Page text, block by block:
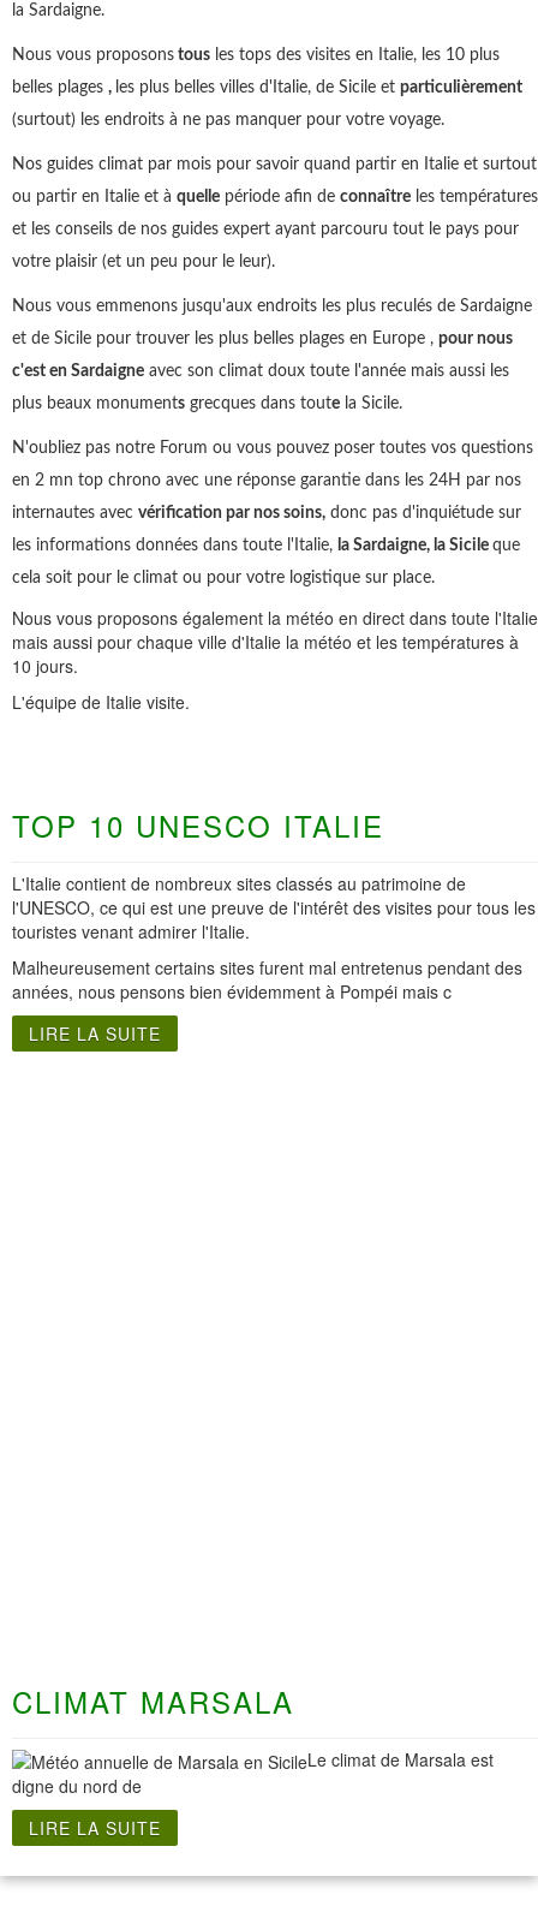
la Sardaigne.
Nous vous proposons tous les tops des visites en Italie, les 10 plus
belles plages , les plus belles villes d'Italie, de Sicile et particulièrement
(surtout) les endroits à ne pas manquer pour votre voyage.
Nos guides climat par mois pour savoir quand partir en Italie et surtout
ou partir en Italie et à quelle période afin de connaître les températures
et les conseils de nos guides expert ayant parcouru tout le pays pour
votre plaisir (et un peu pour le leur).
Nous vous emmenons jusqu'aux endroits les plus reculés de Sardaigne
et de Sicile pour trouver les plus belles plages en Europe , pour nous
c'est en Sardaigne avec son climat doux toute l'année mais aussi les
plus beaux monuments grecques dans toute la Sicile.
N'oubliez pas notre Forum ou vous pouvez poser toutes vos questions
en 2 mn top chrono avec une réponse garantie dans les 24H par nos
internautes avec vérification par nos soins, donc pas d'inquiétude sur
les informations données dans toute l'Italie, la Sardaigne, la Sicile que
cela soit pour le climat ou pour votre logistique sur place.
Nous vous proposons également la météo en direct dans toute l'Italie
mais aussi pour chaque ville d'Italie la météo et les températures à
10 jours.
L'équipe de Italie visite.
TOP 10 UNESCO ITALIE
L'Italie contient de nombreux sites classés au patrimoine de
l'UNESCO, ce qui est une preuve de l'intérêt des visites pour tous les
touristes venant admirer l'Italie.
Malheureusement certains sites furent mal entretenus pendant des
années, nous pensons bien évidemment à Pompéi mais c
LIRE LA SUITE
CLIMAT MARSALA
Le climat de Marsala est
digne du nord de
LIRE LA SUITE